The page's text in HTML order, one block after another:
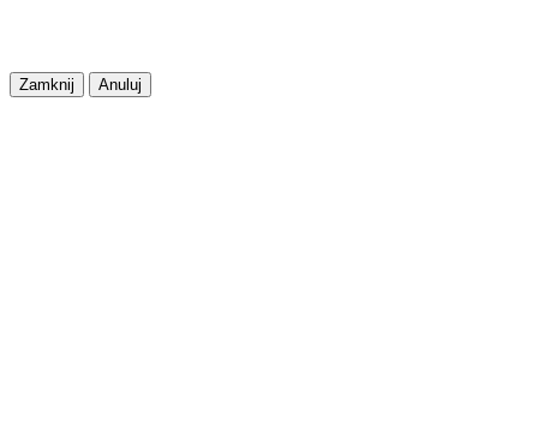
Zamknij Anuluj